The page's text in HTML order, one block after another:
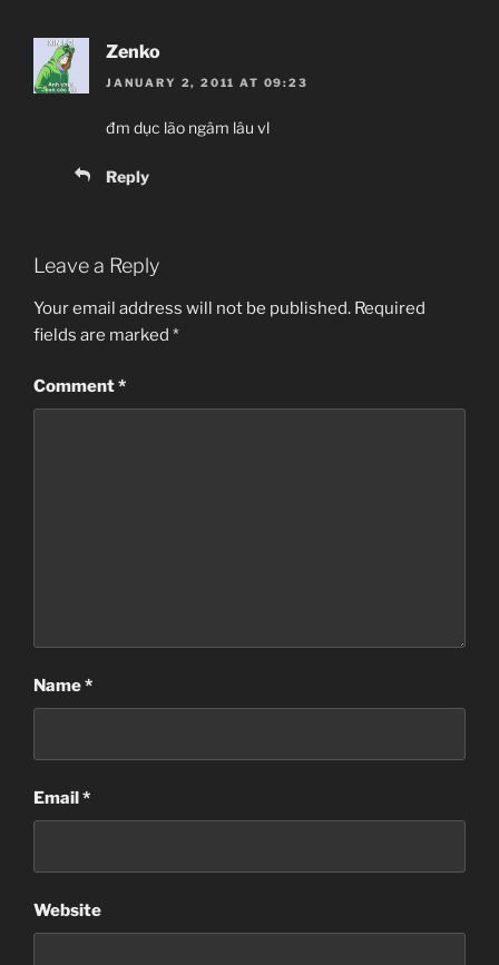
Zenko
JANUARY 2, 2011 AT 09:23
đm dục lão ngâm lâu vl
Reply
Leave a Reply
Your email address will not be published. Required
fields are marked *
Comment*
Name*
Email*
Website